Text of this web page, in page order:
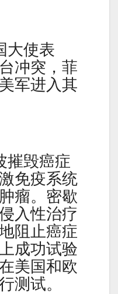
大使表
冲突，菲
军进入其
摧毁癌症
免疫系统
瘤。密歇
入性治疗
阻止癌症
成功试验
美国和欧
测试。